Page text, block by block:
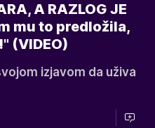
A RAZLOG JE
mu to predložila,
(VIDEO)
izjavom da uživa